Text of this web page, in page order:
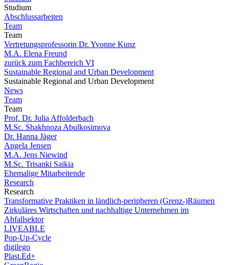
Studium
Abschlussarbeiten
Team
Team
Vertretungsprofessorin Dr. Yvonne Kunz
M.A. Elena Freund
zurück zum Fachbereich VI
Sustainable Regional and Urban Development
Sustainable Regional and Urban Development
News
Team
Team
Prof. Dr. Julia Affolderbach
M.Sc. Shakhnoza Abulkosimova
Dr. Hanna Jäger
Angela Jensen
M.A. Jens Niewind
M.Sc. Trisanki Saikia
Ehemalige Mitarbeitende
Research
Research
Transformative Praktiken in ländlich-peripheren (Grenz-)Räumen
Zirkuläres Wirtschaften und nachhaltige Unternehmen im
Abfallsektor
LIVEABLE
Pop-Up-Cycle
digilego
Plast.Ed+